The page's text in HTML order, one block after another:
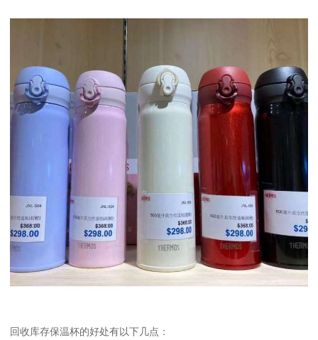
回收库存保温杯的好处有以下几点：